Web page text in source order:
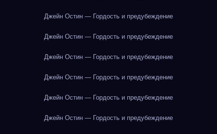
Джейн Остин — Гордость и предубеждение
Джейн Остин — Гордость и предубеждение
Джейн Остин — Гордость и предубеждение
Джейн Остин — Гордость и предубеждение
Джейн Остин — Гордость и предубеждение
Джейн Остин — Гордость и предубеждение